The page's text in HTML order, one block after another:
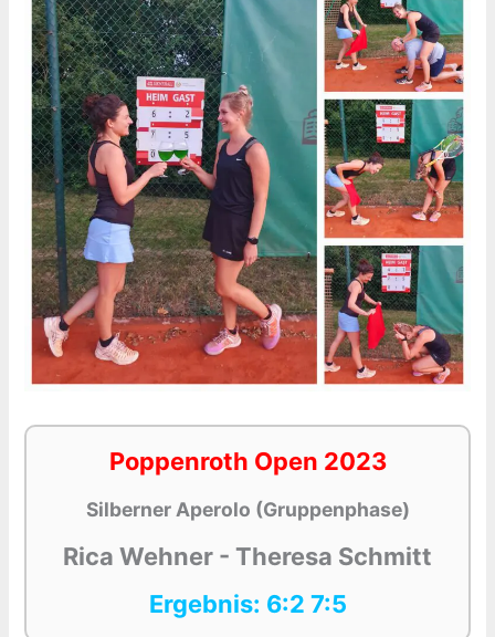
Poppenroth Open 2023
Silberner Aperolo (Gruppenphase)
Rica Wehner - Theresa Schmitt
Ergebnis: 6:2 7:5